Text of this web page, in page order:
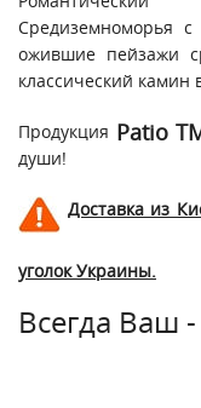
Средиземноморья
ожившие пейзажи
классический
Продукция Patio
души!
Доставка из
уголок Украины.
Всегда Ваш